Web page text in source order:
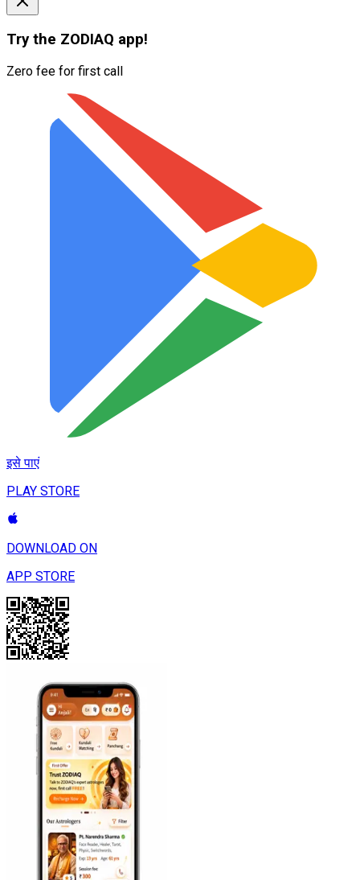
Try the ZODIAQ app!
Zero fee for first call
इसे पाएं
PLAY STORE
DOWNLOAD ON
APP STORE